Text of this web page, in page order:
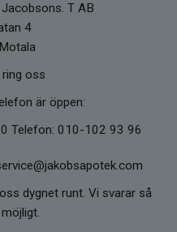
om det kan
Om irritation
T AB
4
ring oss
är öppen:
Telefon: 010-102 93 96
dygnet runt. Vi svarar så